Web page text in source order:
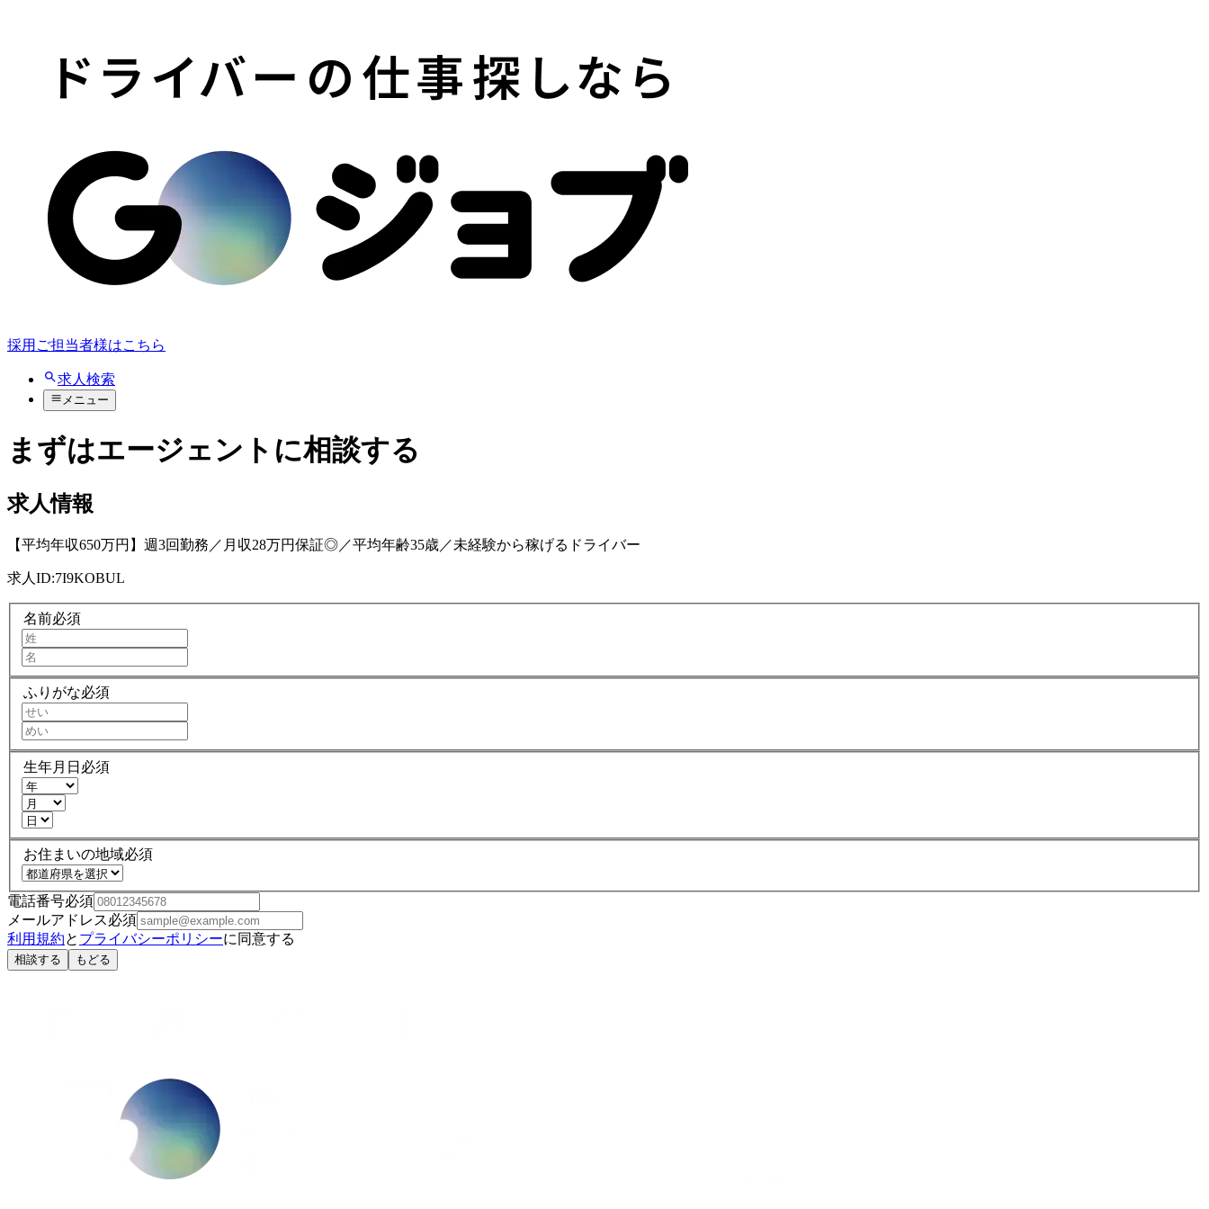
採用ご担当者様はこちら
求人検索
メニュー
まずはエージェントに相談する
求人情報
【平均年収650万円】週3回勤務／月収28万円保証◎／平均年齢35歳／未経験から稼げるドライバー
求人ID:7I9KOBUL
名前必須
ふりがな必須
生年月日 必須
お住まいの地域必須
電話番号必須
メールアドレス必須
利用規約と プライバシーポリシーに同意する
相談する もどる